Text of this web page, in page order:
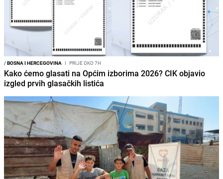
/BOSNA I HERCEGOVINA I PRIJE OKO 7H
Kako ćemo glasati na Općim izborima 2026? CIK objavio
izgled prvih glasačkih listića